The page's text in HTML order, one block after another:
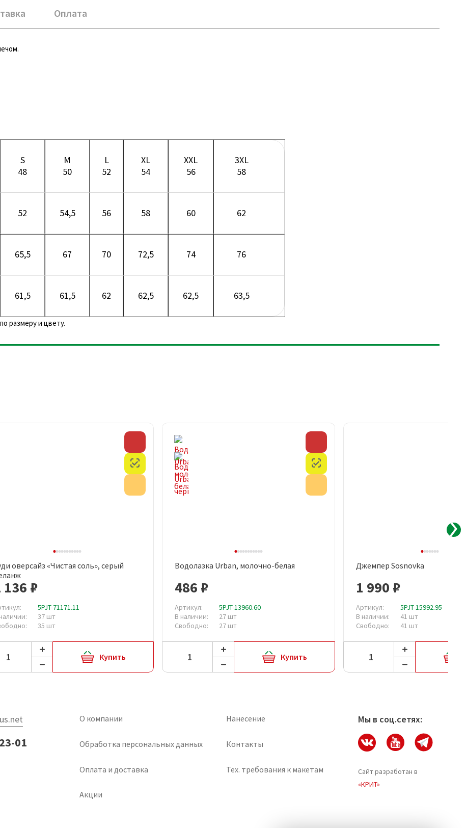
Оплата
S
48
M
50
L
52
XL
54
XXL
56
3XL
58
52 54,5 56 58 60 62
65,5 67 70 72,5 74 76
61,5 61,5 62 62,5 62,5 63,5
размеру и цвету.
Честный знак
Быстрый просмотр
оверсайз «Чистая соль», серый
136 ₽
5PJT-71171.11
37 шт
35 шт
Купить
Быстрый просмотр
Водолазка Urban, молочно-белая
486 ₽
Артикул:
5PJT-13960.60
В наличии:
27 шт
Свободно:
27 шт
Купить
Быстрый просмотр
Джемпер Sosnovka
1 990 ₽
Артикул:
5PJT-15992.95
В наличии:
41 шт
Свободно:
41 шт
01
О компании Нанесение
Обработка персональных данных Контакты
Оплата и доставка Тех. требования к макетам
Акции
Мы в соц.сетях:
Сайт разработан в
«КРИТ»